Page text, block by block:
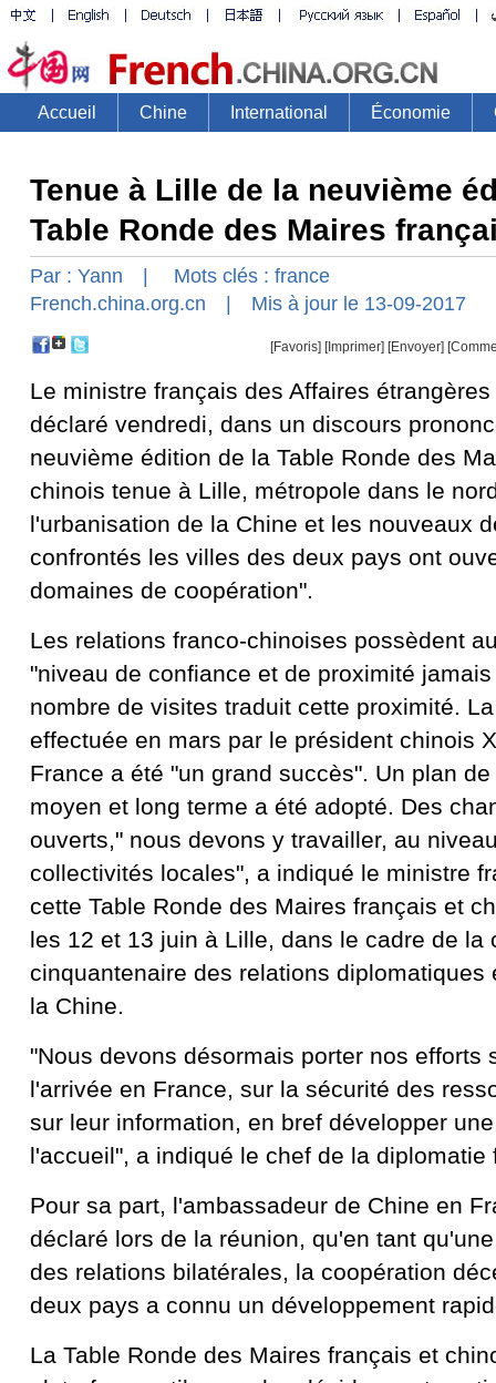
Tenue à Lille de la neuvième
Table Ronde des Maires
Par : Yann | Mots clés : france
French.china.org.cn | Mis à jour le 13-09-2017
[Favoris] [Imprimer] [Envoyer]
Le ministre français des Affaires
déclaré vendredi, dans un discours
neuvième édition de la Table Ronde des
chinois tenue à Lille, métropole dans le
l'urbanisation de la Chine et les nouveaux
confrontés les villes des deux pays ont
domaines de coopération".
Les relations franco-chinoises possèdent
"niveau de confiance et de proximité
nombre de visites traduit cette proximité.
effectuée en mars par le président chinois
France a été "un grand succès". Un plan
moyen et long terme a été adopté. Des
ouverts," nous devons y travailler, au
collectivités locales", a indiqué le ministre
cette Table Ronde des Maires français et
les 12 et 13 juin à Lille, dans le cadre de la
cinquantenaire des relations diplomatiques
la Chine.
"Nous devons désormais porter nos efforts
l'arrivée en France, sur la sécurité des
sur leur information, en bref développer
l'accueil", a indiqué le chef de la diplomatie
Pour sa part, l'ambassadeur de Chine en
déclaré lors de la réunion, qu'en tant
des relations bilatérales, la coopération
deux pays a connu un développement
La Table Ronde des Maires français et